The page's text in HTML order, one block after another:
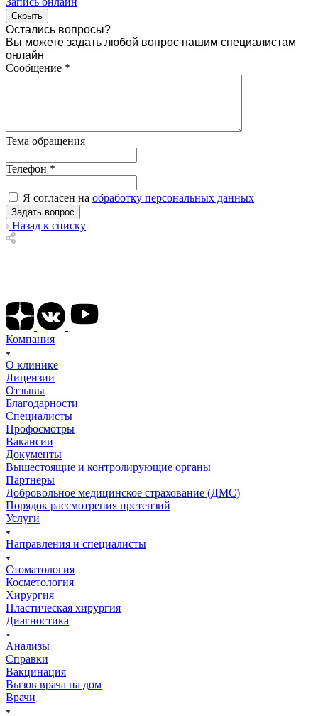
Скрыть
Остались вопросы?
Вы можете задать любой вопрос нашим специалистам
онлайн
Сообщение *
Тема обращения
Телефон *
Я согласен на обработку персональных данных
Назад к списку
Компания
О клинике
Лицензии
Отзывы
Благодарности
Специалисты
Профосмотры
Вакансии
Документы
Вышестоящие и контролирующие органы
Партнеры
Добровольное медицинское страхование (ДМС)
Порядок рассмотрения претензий
Услуги
Направления и специалисты
Стоматология
Косметология
Хирургия
Пластическая хирургия
Диагностика
Анализы
Справки
Вакцинация
Вызов врача на дом
Врачи